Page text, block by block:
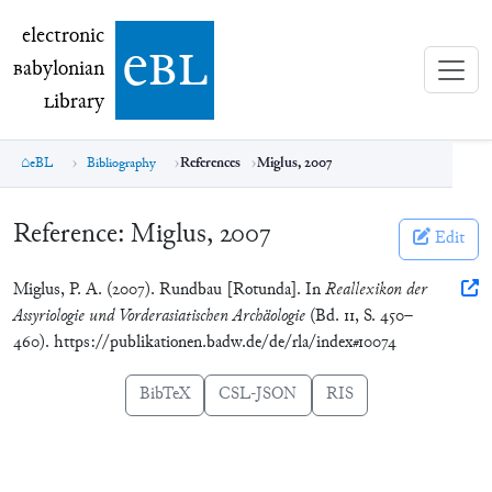
electronic Babylonian Library (eBL)
electronic
Babylonian
Library ebl
eBL Bibliography References Miglus, 2007
Reference: Miglus, 2007 Edit
Miglus, P. A. (2007). Rundbau [Rotunda]. InReallexikon der
Assyriologie und Vorderasiatischen Archäologie (Bd. 11, S. 450–
460). https://publikationen.badw.de/de/rla/index#10074
BibTeX CSL-JSON RIS